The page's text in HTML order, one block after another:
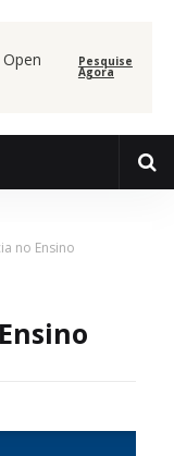
Pesquise
Agora
no Ensino